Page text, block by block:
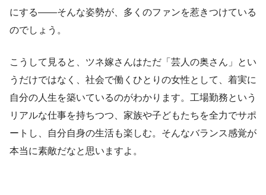
にする――そんな姿勢が、多くのファンを惹きつけている
のでしょう。
こうして見ると、ツネ嫁さんはただ「芸人の奥さん」とい
うだけではなく、社会で働くひとりの女性として、着実に
自分の人生を築いているのがわかります。工場勤務という
リアルな仕事を持ちつつ、家族や子どもたちを全力でサポ
ートし、自分自身の生活も楽しむ。そんなバランス感覚が
本当に素敵だなと思いますよ。